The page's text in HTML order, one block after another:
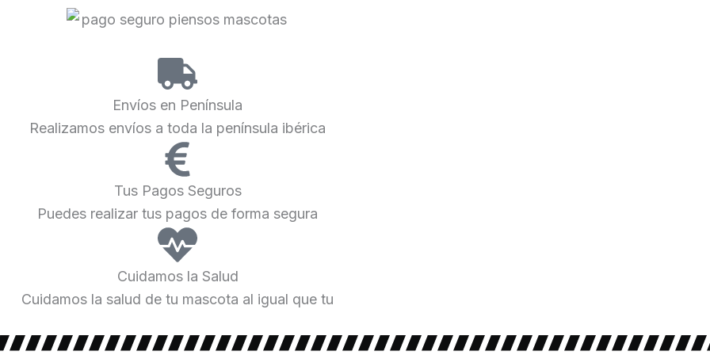
Envíos en Península
Realizamos envíos a toda la península ibérica
Tus Pagos Seguros
Puedes realizar tus pagos de forma segura
Cuidamos la Salud
Cuidamos la salud de tu mascota al igual que tu